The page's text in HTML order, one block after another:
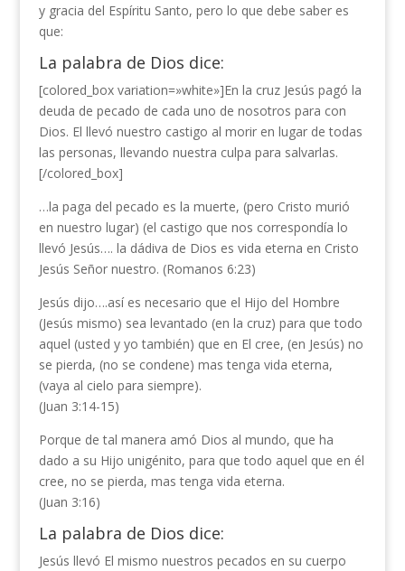
y gracia del Espíritu Santo, pero lo que debe saber es
que:
La palabra de Dios dice:
[colored_box variation=»white»]En la cruz Jesús pagó la
deuda de pecado de cada uno de nosotros para con
Dios. El llevó nuestro castigo al morir en lugar de todas
las personas, llevando nuestra culpa para salvarlas.
[/colored_box]
…la paga del pecado es la muerte, (pero Cristo murió
en nuestro lugar) (el castigo que nos correspondía lo
llevó Jesús…. la dádiva de Dios es vida eterna en Cristo
Jesús Señor nuestro. (Romanos 6:23)
Jesús dijo….así es necesario que el Hijo del Hombre
(Jesús mismo) sea levantado (en la cruz) para que todo
aquel (usted y yo también) que en El cree, (en Jesús) no
se pierda, (no se condene) mas tenga vida eterna,
(vaya al cielo para siempre).
(Juan 3:14-15)
Porque de tal manera amó Dios al mundo, que ha
dado a su Hijo unigénito, para que todo aquel que en él
cree, no se pierda, mas tenga vida eterna.
(Juan 3:16)
La palabra de Dios dice:
Jesús llevó El mismo nuestros pecados en su cuerpo